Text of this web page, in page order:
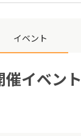
イベント
催イベント